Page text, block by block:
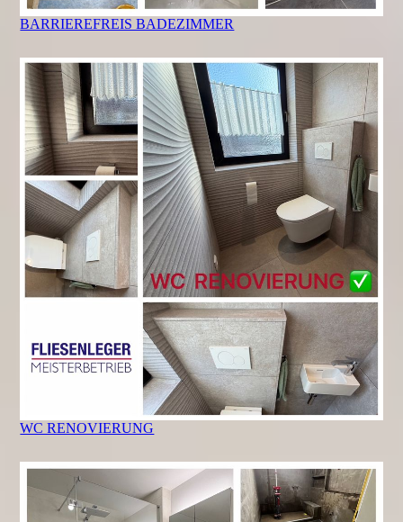
BARRIEREFREIS BADEZIMMER
WC RENOVIERUNG